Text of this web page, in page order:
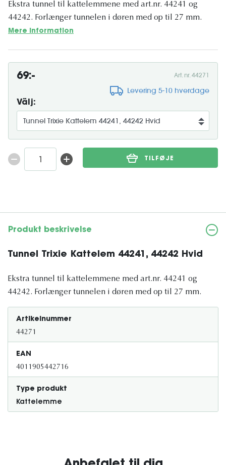
Ekstra tunnel til kattelemmene med art.nr. 44241 og
44242. Forlænger tunnelen i døren med op til 27 mm.
Mere information
69:- Art. nr. 44271
Levering 5-10 hverdage
Välj:
TILFØJE
Produkt beskrivelse
Tunnel Trixie Kattelem 44241, 44242 Hvid
Ekstra tunnel til kattelemmene med art.nr. 44241 og
44242. Forlænger tunnelen i døren med op til 27 mm.
Artikelnummer
44271
EAN
4011905442716
Type produkt
Kattelemme